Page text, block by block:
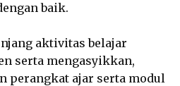
baik.
aktivitas belajar
serta mengasyikkan,
perangkat ajar serta modul